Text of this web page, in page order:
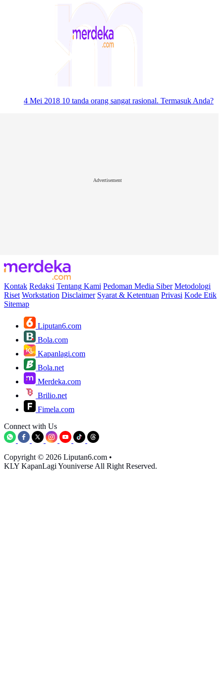
4 Mei 2018 10 tanda orang sangat rasional. Termasuk Anda?
Advertisement
Kontak Redaksi Tentang Kami Pedoman Media Siber Metodologi
Riset Workstation Disclaimer Syarat & Ketentuan Privasi Kode Etik
Sitemap
Liputan6.com
Bola.com
Kapanlagi.com
Bola.net
Merdeka.com
Brilio.net
Fimela.com
Connect with Us
Copyright © 2026 Liputan6.com •
KLY KapanLagi Youniverse All Right Reserved.